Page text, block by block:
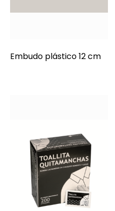
Embudo plástico 12 cm